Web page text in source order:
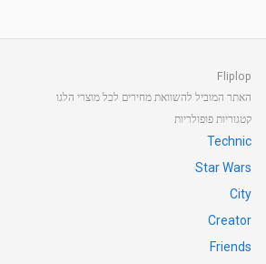
Fliplop
האתר המוביל להשוואת מחירים לכל מוצרי הלגו
קטגוריות פופולריות
Technic
Star Wars
City
Creator
Friends